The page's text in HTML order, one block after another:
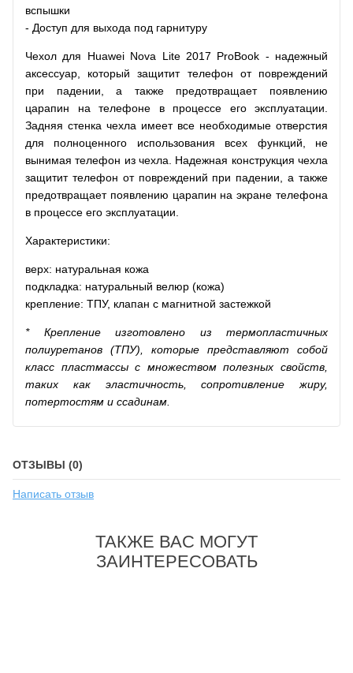
вспышки
- Доступ для выхода под гарнитуру
Чехол для Huawei Nova Lite 2017 ProBook - надежный
аксессуар, который защитит телефон от повреждений
при падении, а также предотвращает появлению
царапин на телефоне в процессе его эксплуатации.
Задняя стенка чехла имеет все необходимые отверстия
для полноценного использования всех функций, не
вынимая телефон из чехла. Надежная конструкция чехла
защитит телефон от повреждений при падении, а также
предотвращает появлению царапин на экране телефона
в процессе его эксплуатации.
Характеристики:
верх: натуральная кожа
подкладка: натуральный велюр (кожа)
крепление: ТПУ, клапан с магнитной застежкой
* Крепление изготовлено из термопластичных
полиуретанов (ТПУ), которые представляют собой
класс пластмассы с множеством полезных свойств,
таких как эластичность, сопротивление жиру,
потертостям и ссадинам.
ОТЗЫВЫ (0)
Написать отзыв
ТАКЖЕ ВАС МОГУТ
ЗАИНТЕРЕСОВАТЬ